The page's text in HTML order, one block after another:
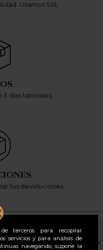
terceros para recopilar
servicios y para análisis de
navegando, supone la
Usamos SSL
días laborales.
tus devoluciones